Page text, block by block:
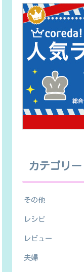
カテゴリー
その他
レシピ
レビュー
夫婦